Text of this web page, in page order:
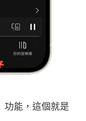
功能，這個就是